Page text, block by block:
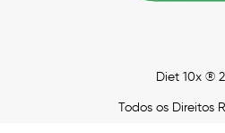
Diet 10x ®
Todos os Direitos